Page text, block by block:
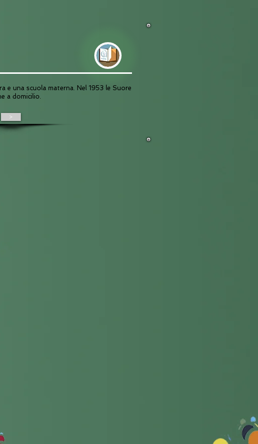
e una scuola materna. Nel 1953 le Suore
a domicilio.
>